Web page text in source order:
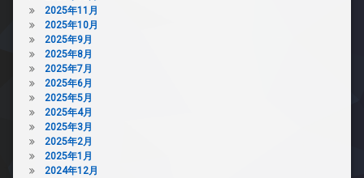
2025年11月
2025年10月
2025年9月
2025年8月
2025年7月
2025年6月
2025年5月
2025年4月
2025年3月
2025年2月
2025年1月
2024年12月